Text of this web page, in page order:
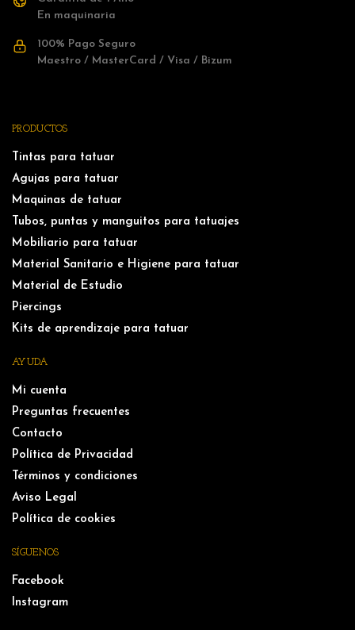
En maquinaria
100% Pago Seguro
Maestro / MasterCard / Visa / Bizum
PRODUCTOS
Tintas para tatuar
Agujas para tatuar
Maquinas de tatuar
Tubos, puntas y manguitos para tatuajes
Mobiliario para tatuar
Material Sanitario e Higiene para tatuar
Material de Estudio
Piercings
Kits de aprendizaje para tatuar
AYUDA
Mi cuenta
Preguntas frecuentes
Contacto
Política de Privacidad
Términos y condiciones
Aviso Legal
Política de cookies
SÍGUENOS
Facebook
Instagram